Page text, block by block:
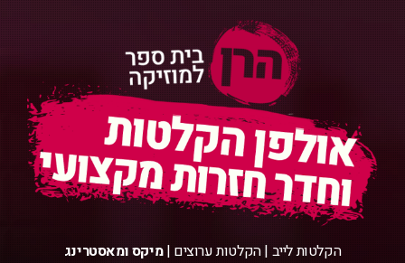
הקלטות לייב | הקלטות ערוצים |מיקס ומאסטרינג